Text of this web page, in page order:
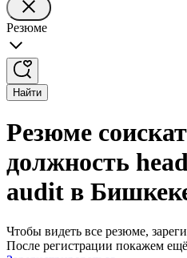
Резюме
Найти
Резюме
должность
audit в
Чтобы видеть все резюме,
После регистрации покажем